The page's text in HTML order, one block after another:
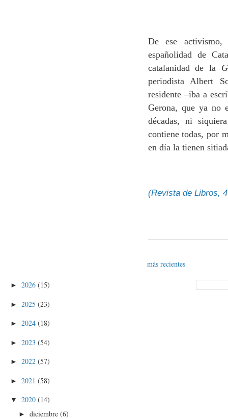
De ese
españolidad de
catalanidad de la
periodista Albert
residente –iba a
Gerona, que ya no
décadas, ni
contiene todas, por
en día la tienen
(Revista de Libros,
más recientes
► 2026 (15)
► 2025 (23)
► 2024 (18)
► 2023 (54)
► 2022 (57)
► 2021 (58)
▼ 2020 (14)
►diciembre(6)